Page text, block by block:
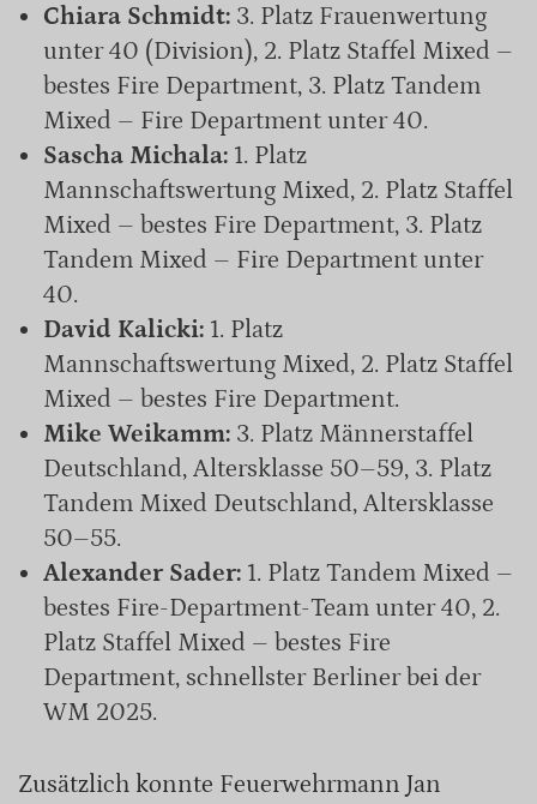
Chiara Schmidt:3. Platz Frauenwertung
unter 40 (Division), 2. Platz Staffel Mixed –
bestes Fire Department, 3. Platz Tandem
Mixed – Fire Department unter 40.
Sascha Michala:1. Platz
Mannschaftswertung Mixed, 2. Platz Staffel
Mixed – bestes Fire Department, 3. Platz
Tandem Mixed – Fire Department unter
40.
David Kalicki:1. Platz
Mannschaftswertung Mixed, 2. Platz Staffel
Mixed – bestes Fire Department.
Mike Weikamm:3. Platz Männerstaffel
Deutschland, Altersklasse 50–59, 3. Platz
Tandem Mixed Deutschland, Altersklasse
50–55.
Alexander Sader:1. Platz Tandem Mixed –
bestes Fire-Department-Team unter 40, 2.
Platz Staffel Mixed – bestes Fire
Department, schnellster Berliner bei der
WM 2025.
Zusätzlich konnte Feuerwehrmann Jan